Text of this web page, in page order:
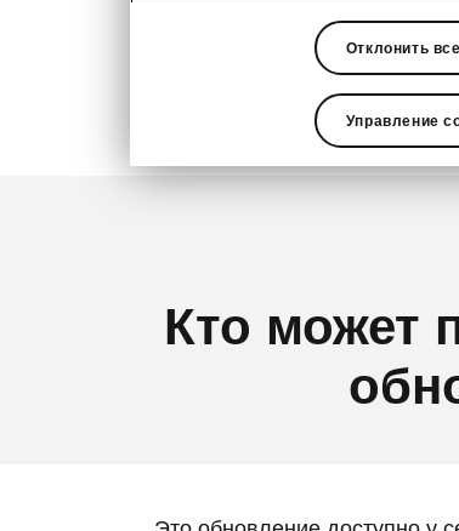
Кто может
Отклонить все
Управление